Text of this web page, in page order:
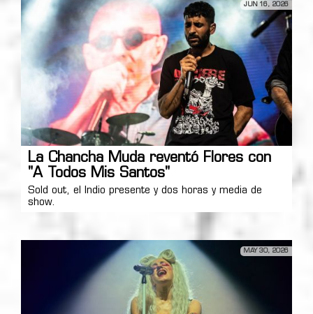
JUN 16, 2026
La Chancha Muda reventó Flores con
"A Todos Mis Santos"
Sold out, el Indio presente y dos horas y media de
show.
MAY 30, 2026